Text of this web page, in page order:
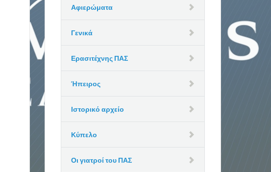
Αφιερώματα
Γενικά
Ερασιτέχνης ΠΑΣ
Ήπειρος
Ιστορικό αρχείο
Κύπελο
Οι γιατροί του ΠΑΣ